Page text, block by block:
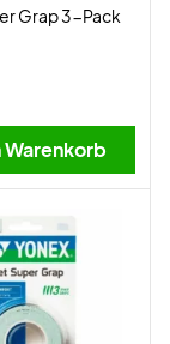
Grap 3-Pack
Warenkorb